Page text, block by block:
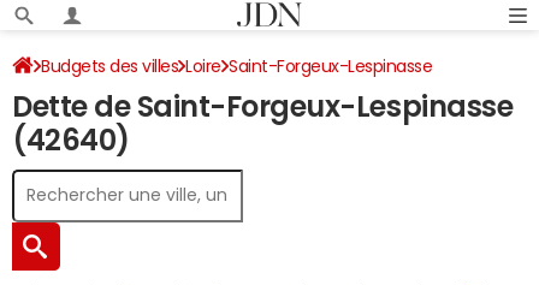
Budgets des villes Loire Saint-Forgeux-Lespinasse
Dette au 31/12/2024
Dette de Saint-Forgeux-Lespinasse
(42640)